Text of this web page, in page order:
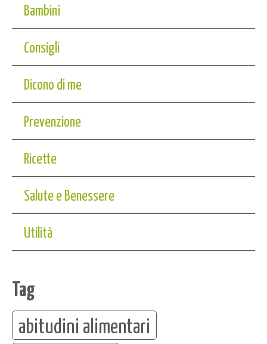
Bambini
Consigli
Dicono di me
Prevenzione
Ricette
Salute e Benessere
Utilità
Tag
abitudini alimentari